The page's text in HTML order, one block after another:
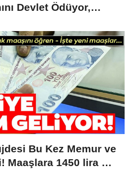
Devlet Ödüyor,
Bu Kez Memur ve
Maaşlara 1450 lira Ek